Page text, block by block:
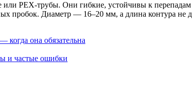
или PEX-трубы. Они гибкие, устойчивы к
пробок. Диаметр — 16–20 мм, а длина контура не
когда она обязательна
и частые ошибки